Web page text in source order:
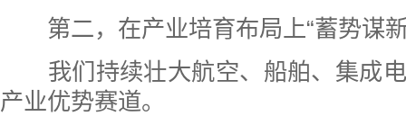
第二，在产业培育布局上“蓄势谋
我们持续壮大航空、船舶、集成电
产业优势赛道。